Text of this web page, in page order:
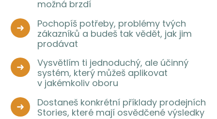
možná brzdí
Pochopíš potřeby, problémy tvých
zákazníků a budeš tak vědět, jak jim
prodávat
Vysvětlím ti jednoduchý, ale účinný
systém, který můžeš aplikovat
v jakémkoliv oboru
Dostaneš konkrétní příklady prodejních
Stories, které mají osvědčené výsledky